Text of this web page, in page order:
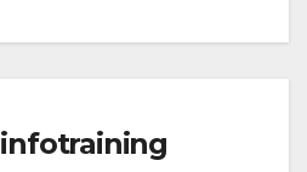
infotraining